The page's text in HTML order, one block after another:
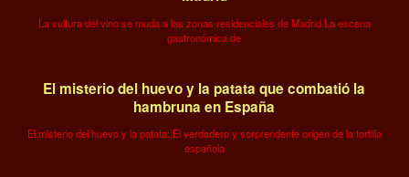
La cultura del vino se muda a las zonas residenciales de Madrid La escena
gastronómica de
El misterio del huevo y la patata que combatió la
hambruna en España
El misterio del huevo y la patata: El verdadero y sorprendente origen de la tortilla
española